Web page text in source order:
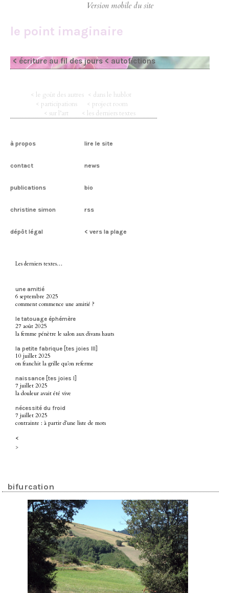
le point imaginaire
< écriture au fil des jours < autofictions
< le goût des autres < dans le hublot
< participations
< project room
< sur l’art
< les derniers textes
à propos lire le site
contact news
publications bio
christine simon rss
dépôt légal < vers la plage
Les derniers textes…
une amitié
6 septembre 2025
comment commence une amitié ?
le tatouage éphémère
27 août 2025
la femme pénètre le salon aux divans hauts
la petite fabrique [tes joies III]
10 juillet 2025
on franchit la grille qu’on referme
naissance [tes joies I]
7 juillet 2025
la douleur avait été vive
nécessité du froid
7 juillet 2025
contrainte : à partir d’une liste de mots
<
>
bifurcation